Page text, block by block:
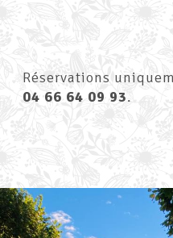
Réservations
04 66 64 09 93.